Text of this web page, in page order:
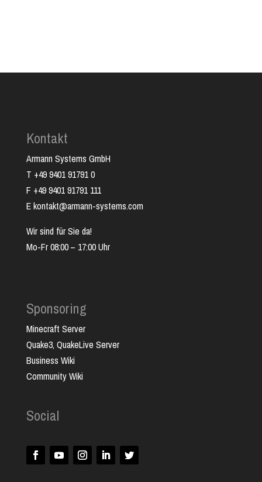
Kontakt
Armann Systems GmbH
T +49 9401 91791 0
F +49 9401 91791 111
E kontakt@armann-systems.com
Wir sind für Sie da!
Mo-Fr 08:00 – 17:00 Uhr
Sponsoring
Minecraft Server
Quake3, QuakeLive Server
Business Wiki
Community Wiki
Social